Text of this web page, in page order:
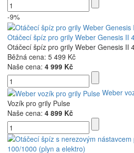
-9%
Otáčecí špíz pro grily Weber Genesis II
Otáčecí špíz pro grily Weber Genesis II
Běžná cena: 5 499 Kč
Naše cena: 4 999 Kč
Weber
Vozík pro grily Pulse
Naše cena: 4 899 Kč